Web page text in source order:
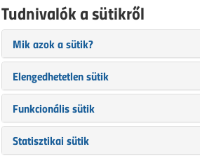
javítása
Slezsák István |
Tudnivalók a sütikről
Mik azok a sütik?
Elengedhetetlen sütik
Funkcionális sütik
Statisztikai sütik